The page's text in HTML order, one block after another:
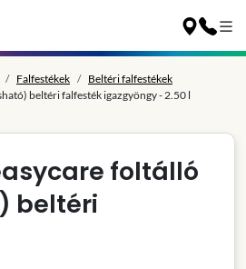
Falfestékek
Beltéri falfestékek
beltéri falfesték igazgyöngy - 2.50 l
foltálló
beltéri